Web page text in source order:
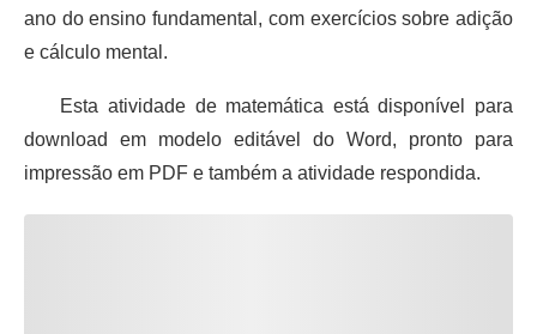
ano do ensino fundamental, com exercícios sobre adição
e cálculo mental.
Esta atividade de matemática está disponível para
download em modelo editável do Word, pronto para
impressão em PDF e também a atividade respondida.